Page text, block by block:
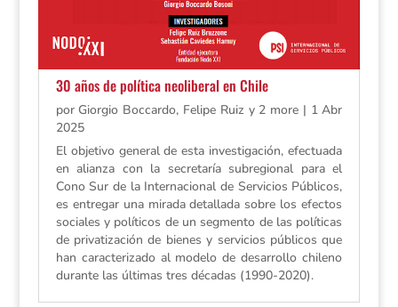
30 años de política neoliberal en Chile
por Giorgio Boccardo, Felipe Ruiz y 2 more | 1 Abr
2025
El objetivo general de esta investigación, efectuada
en alianza con la secretaría subregional para el
Cono Sur de la Internacional de Servicios Públicos,
es entregar una mirada detallada sobre los efectos
sociales y políticos de un segmento de las políticas
de privatización de bienes y servicios públicos que
han caracterizado al modelo de desarrollo chileno
durante las últimas tres décadas (1990-2020).